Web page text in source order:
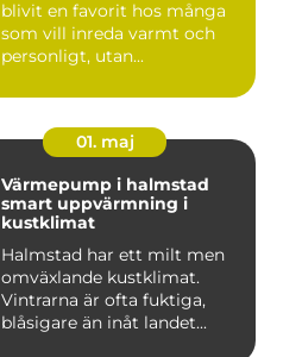
blivit en favorit hos många
som vill inreda varmt och
personligt, utan...
01. maj
Värmepump i halmstad
smart uppvärmning i
kustklimat
Halmstad har ett milt men
omväxlande kustklimat.
Vintrarna är ofta fuktiga,
blåsigare än inåt landet...